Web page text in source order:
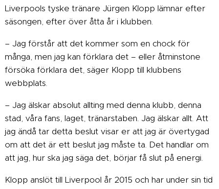
Liverpools tyske tränare Jürgen Klopp lämnar efter
säsongen, efter över åtta år i klubben.
– Jag förstår att det kommer som en chock för
många, men jag kan förklara det – eller åtminstone
försöka förklara det, säger Klopp till klubbens
webbplats.
– Jag älskar absolut allting med denna klubb, denna
stad, våra fans, laget, tränarstaben. Jag älskar allt. Att
jag ändå tar detta beslut visar er att jag är övertygad
om att det är ett beslut jag måste ta. Det handlar om
att jag, hur ska jag säga det, börjar få slut på energi.
Klopp anslöt till Liverpool år 2015 och har under sin tid